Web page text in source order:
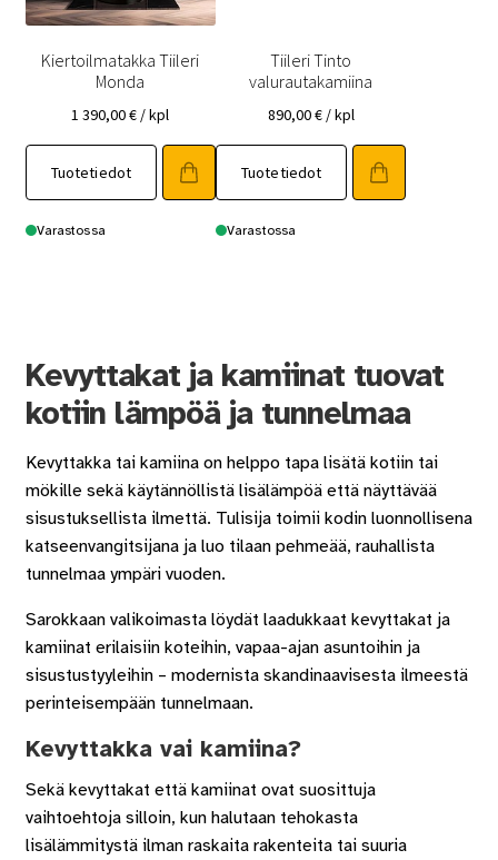
Kiertoilmatakka Tiileri
Monda
1 390,00€ / kpl
Tuotetiedot
Varastossa
Tiileri Tinto
valurautakamiina
890,00€ / kpl
Tuotetiedot
Varastossa
Kevyttakat ja kamiinat tuovat
kotiin lämpöä ja tunnelmaa
Kevyttakka tai kamiina on helppo tapa lisätä kotiin tai
mökille sekä käytännöllistä lisälämpöä että näyttävää
sisustuksellista ilmettä. Tulisija toimii kodin luonnollisena
katseenvangitsijana ja luo tilaan pehmeää, rauhallista
tunnelmaa ympäri vuoden.
Sarokkaan valikoimasta löydät laadukkaat kevyttakat ja
kamiinat erilaisiin koteihin, vapaa-ajan asuntoihin ja
sisustustyyleihin – modernista skandinaavisesta ilmeestä
perinteisempään tunnelmaan.
Kevyttakka vai kamiina?
Sekä kevyttakat että kamiinat ovat suosittuja
vaihtoehtoja silloin, kun halutaan tehokasta
lisälämmitystä ilman raskaita rakenteita tai suuria